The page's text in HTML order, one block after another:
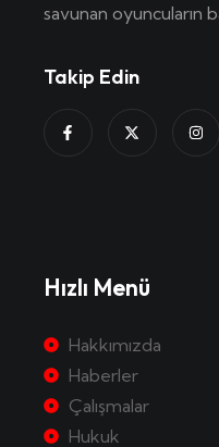
savunan oyuncuların
Takip Edin
Hızlı Menü
Hakkımızda
Haberler
Çalışmalar
Hukuk